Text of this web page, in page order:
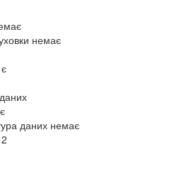
немає
даних немає